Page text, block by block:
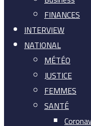
FINANCES
INTERVIEW
NATIONAL
MÉTÉO
JUSTICE
FEMMES
SANTÉ